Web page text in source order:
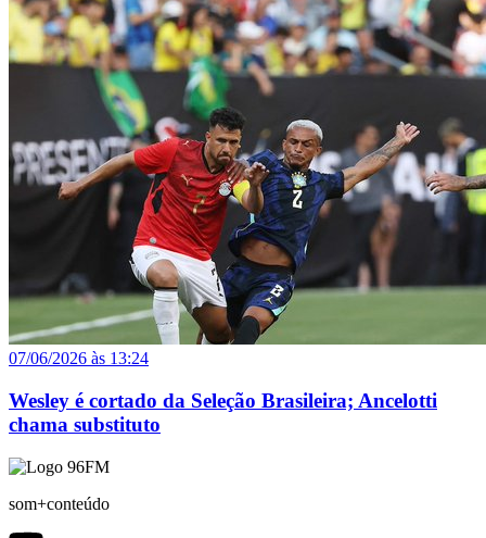
07/06/2026 às 13:24
Wesley é cortado da Seleção Brasileira; Ancelotti
chama substituto
som+conteúdo